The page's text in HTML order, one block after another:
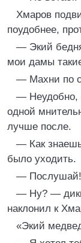
Хмаров
поудобнее,
— Экий
мои дамы
— Махни по
— Неудобно,
одной
лучше после.
— Как
было уходить.
— Послушай!
— Ну? —
наклонил к
«Экий